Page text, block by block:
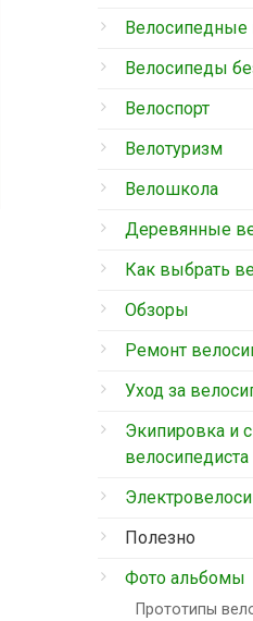
Велосипеды
Велоспорт
Велотуризм
Велошкола
Деревянные
Как выбрать
Обзоры
Ремонт
Уход за
Экипировка и
велосипедиста
Полезно
Фото альбомы
Прототипы